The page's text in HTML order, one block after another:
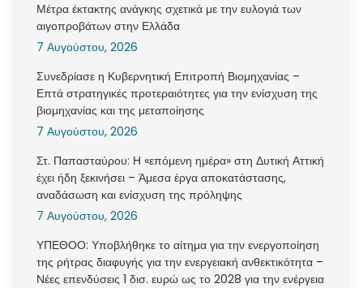
Μέτρα έκτακτης ανάγκης σχετικά με την ευλογιά των
αιγοπροβάτων στην Ελλάδα
7 Αυγούστου, 2026
Συνεδρίασε η Κυβερνητική Επιτροπή Βιομηχανίας –
Επτά στρατηγικές προτεραιότητες για την ενίσχυση της
βιομηχανίας και της μεταποίησης
7 Αυγούστου, 2026
Στ. Παπασταύρου: Η «επόμενη ημέρα» στη Δυτική Αττική
έχει ήδη ξεκινήσει – Άμεσα έργα αποκατάστασης,
αναδάσωση και ενίσχυση της πρόληψης
7 Αυγούστου, 2026
ΥΠΕΘΟΟ: Υποβλήθηκε το αίτημα για την ενεργοποίηση
της ρήτρας διαφυγής για την ενεργειακή ανθεκτικότητα –
Νέες επενδύσεις 1 δισ. ευρώ ως το 2028 για την ενέργεια